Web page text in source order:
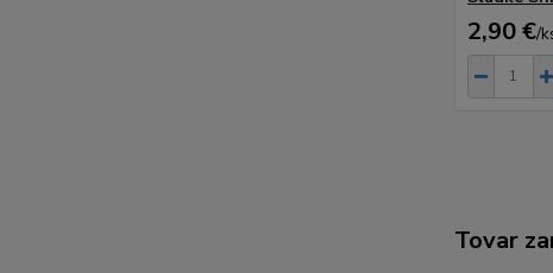
2,90 €/
Tovar